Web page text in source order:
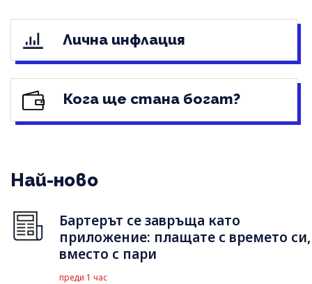
Лична инфлация
Кога ще стана богат?
Най-ново
Бартерът се завръща като
приложение: плащате с времето си,
вместо с пари
преди 1 час